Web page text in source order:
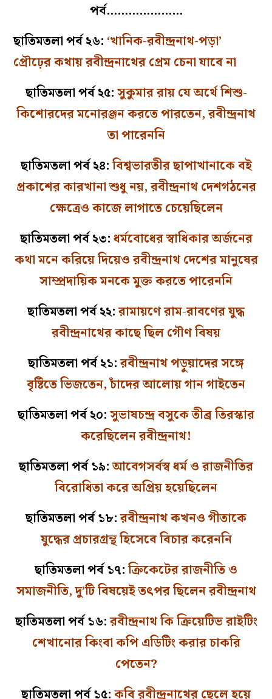
পর্ব…………………
ছাতিমতলা পর্ব ২৬: ‘খানিক-রবীন্দ্রনাথ-পড়া’
প্রৌঢ়ের কথায় রবীন্দ্রনাথের প্রেম চেনা যাবে না
ছাতিমতলা পর্ব ২৫:সুকুমার রায় যে অর্থে শিশু-
কিশোরদের মনোরঞ্জন করতে পারতেন, রবীন্দ্রনাথ
তা পারেননি
ছাতিমতলা পর্ব ২৪:বিশ্বভারতীর ছাপাখানাকে বই
প্রকাশের কারখানা শুধু নয়, রবীন্দ্রনাথ দেশগঠনের
ক্ষেত্রেও কাজে লাগাতে চেয়েছিলেন
ছাতিমতলা পর্ব ২৩:ধর্মবোধের স্বাধিকার অর্জনের
কথা মনে করিয়ে দিয়েও রবীন্দ্রনাথ দেশের মানুষের
সাম্প্রদায়িক মনকে মুক্ত করতে পারেননি
ছাতিমতলা পর্ব ২২:রামায়ণে রাম-রাবণের যুদ্ধ
রবীন্দ্রনাথের কাছে ছিল গৌণ বিষয়
ছাতিমতলা পর্ব ২১:রবীন্দ্রনাথ পড়ুয়াদের সঙ্গে
বৃষ্টিতে ভিজতেন, চাঁদের আলোয় গান গাইতেন
ছাতিমতলা পর্ব ২০:সুভাষচন্দ্র বসুকে তীব্র তিরস্কার
করেছিলেন রবীন্দ্রনাথ!
ছাতিমতলা পর্ব ১৯:আবেগসর্বস্ব ধর্ম ও রাজনীতির
বিরোধিতা করে অপ্রিয় হয়েছিলেন
ছাতিমতলা পর্ব ১৮:রবীন্দ্রনাথ কখনও গীতাকে
যুদ্ধের প্রচারগ্রন্থ হিসেবে বিচার করেননি
ছাতিমতলা পর্ব ১৭:ক্রিকেটের রাজনীতি ও
সমাজনীতি, দু’টি বিষয়েই তৎপর ছিলেন রবীন্দ্রনাথ
ছাতিমতলা পর্ব ১৬:রবীন্দ্রনাথ কি ক্রিয়েটিভ রাইটিং
শেখানোর কিংবা কপি এডিটিং করার চাকরি
পেতেন?
ছাতিমতলা পর্ব ১৫:কবি রবীন্দ্রনাথের ছেলে হয়ে